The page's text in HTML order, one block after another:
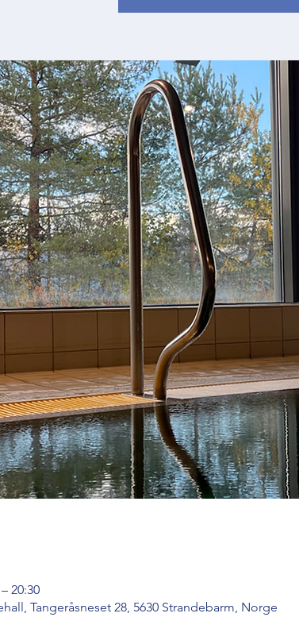
20:30
Tangeråsneset 28, 5630 Strandebarm, Norge